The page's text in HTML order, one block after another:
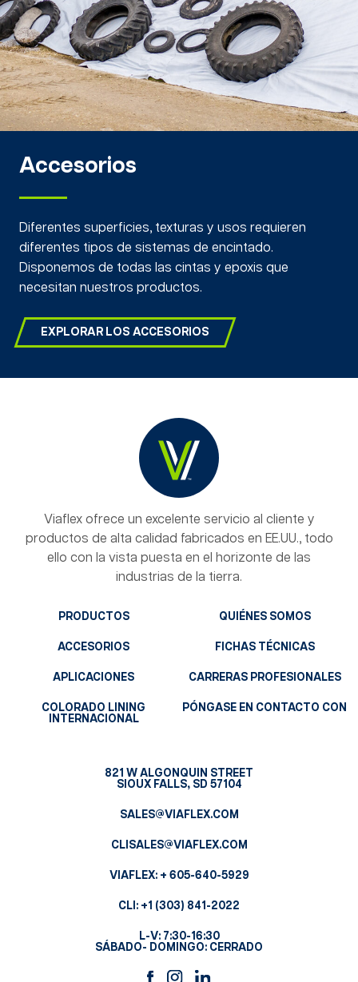
Accesorios
Diferentes superficies, texturas y usos requieren
diferentes tipos de sistemas de encintado.
Disponemos de todas las cintas y epoxis que
necesitan nuestros productos.
EXPLORAR LOS ACCESORIOS
Viaflex ofrece un excelente servicio al cliente y
productos de alta calidad fabricados en EE.UU., todo
ello con la vista puesta en el horizonte de las
industrias de la tierra.
PRODUCTOS
ACCESORIOS
APLICACIONES
COLORADO LINING
INTERNACIONAL
QUIÉNES SOMOS
FICHAS TÉCNICAS
CARRERAS PROFESIONALES
PÓNGASE EN CONTACTO CON
821 W ALGONQUIN STREET
SIOUX FALLS, SD 57104
SALES@VIAFLEX.COM
CLISALES@VIAFLEX.COM
VIAFLEX: + 605-640-5929
CLI: +1 (303) 841-2022
L-V: 7:30-16:30
SÁBADO- DOMINGO: CERRADO